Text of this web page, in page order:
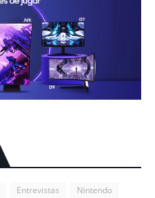
Entrevistas
Nintendo